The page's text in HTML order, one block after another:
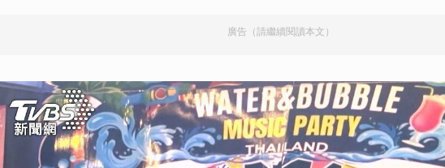
廣告（請繼續閱讀本文）